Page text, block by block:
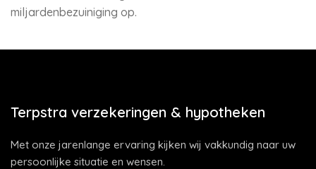
miljardenbezuiniging op.
Terpstra verzekeringen & hypotheken
Met onze jarenlange ervaring kijken wij vakkundig naar uw
persoonlijke situatie en wensen.